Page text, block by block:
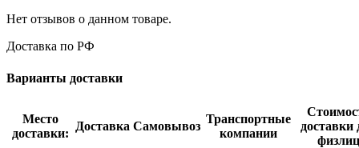
Нет отзывов о данном товаре.
Доставка по РФ
Варианты доставки
Место
доставки:
Доставка Самовывоз
Транспортные
компании
доставки
физлиц